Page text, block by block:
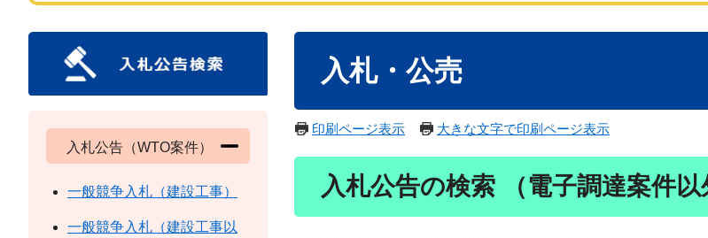
入札・公売
印刷ページ表示 大きな文字で印刷ページ表示
入札公告の検索 （電子調達案件以
入札公告（WTO案件）
一般競争入札（建設工事）
一般競争入札（建設工事以